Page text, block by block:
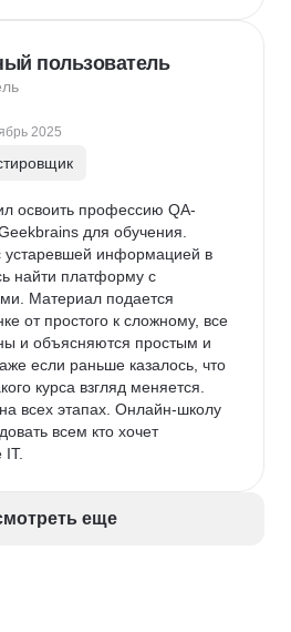
заданиями занимает гораздо
длится урок.
пользователь
2025
освоить профессию QA-
для обучения.
устаревшей информацией в
найти платформу с
Материал подается
от простого к сложному, все
и объясняются простым и
если раньше казалось, что
курса взгляд меняется.
всех этапах. Онлайн-школу
всем кто хочет
IT.
еще